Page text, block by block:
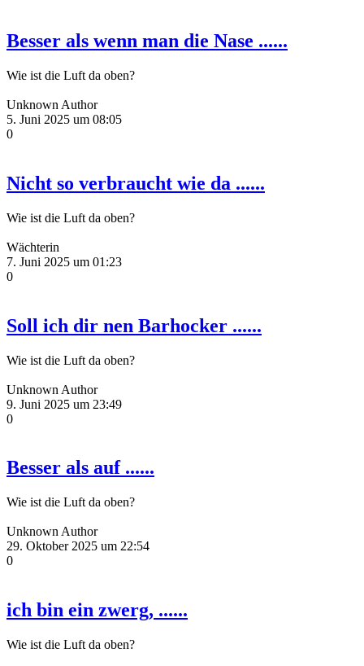
Besser als wenn man die Nase ......
Wie ist die Luft da oben?
Unknown Author
5. Juni 2025 um 08:05
0
Nicht so verbraucht wie da ......
Wie ist die Luft da oben?
Wächterin
7. Juni 2025 um 01:23
0
Soll ich dir nen Barhocker ......
Wie ist die Luft da oben?
Unknown Author
9. Juni 2025 um 23:49
0
Besser als auf ......
Wie ist die Luft da oben?
Unknown Author
29. Oktober 2025 um 22:54
0
ich bin ein zwerg, ......
Wie ist die Luft da oben?